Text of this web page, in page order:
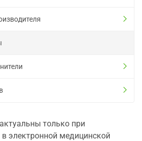
только при
электронной медицинской